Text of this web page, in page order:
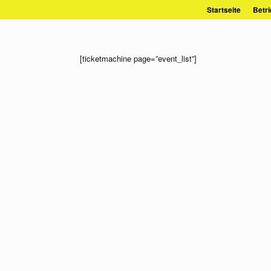
Inhalt
Startseite
[ticketmachine page=”event_list”]